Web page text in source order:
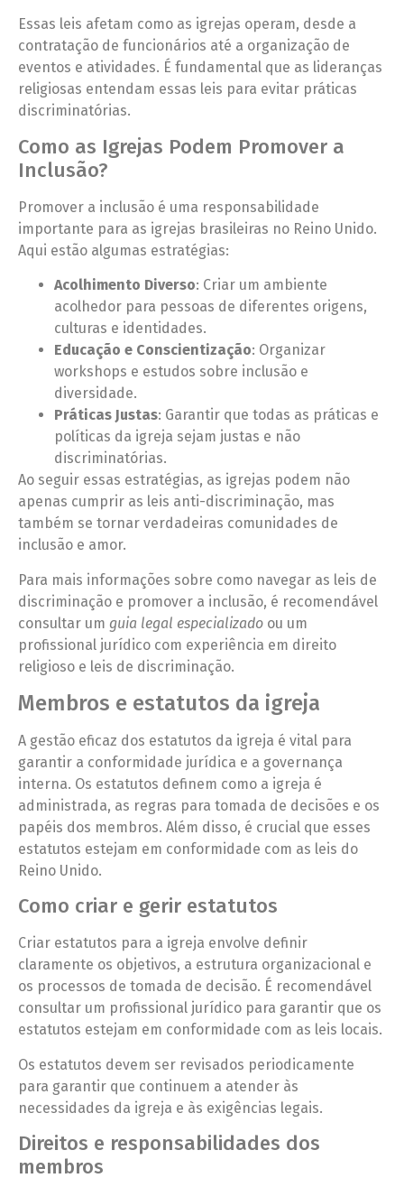
Essas leis afetam como as igrejas operam, desde a
contratação de funcionários até a organização de
eventos e atividades. É fundamental que as lideranças
religiosas entendam essas leis para evitar práticas
discriminatórias.
Como as Igrejas Podem Promover a
Inclusão?
Promover a inclusão é uma responsabilidade
importante para as igrejas brasileiras no Reino Unido.
Aqui estão algumas estratégias:
Acolhimento Diverso: Criar um ambiente
acolhedor para pessoas de diferentes origens,
culturas e identidades.
Educação e Conscientização: Organizar
workshops e estudos sobre inclusão e
diversidade.
Práticas Justas: Garantir que todas as práticas e
políticas da igreja sejam justas e não
discriminatórias.
Ao seguir essas estratégias, as igrejas podem não
apenas cumprir as leis anti-discriminação, mas
também se tornar verdadeiras comunidades de
inclusão e amor.
Para mais informações sobre como navegar as leis de
discriminação e promover a inclusão, é recomendável
consultar um guia legal especializado ou um
profissional jurídico com experiência em direito
religioso e leis de discriminação.
Membros e estatutos da igreja
A gestão eficaz dos estatutos da igreja é vital para
garantir a conformidade jurídica e a governança
interna. Os estatutos definem como a igreja é
administrada, as regras para tomada de decisões e os
papéis dos membros. Além disso, é crucial que esses
estatutos estejam em conformidade com as leis do
Reino Unido.
Como criar e gerir estatutos
Criar estatutos para a igreja envolve definir
claramente os objetivos, a estrutura organizacional e
os processos de tomada de decisão. É recomendável
consultar um profissional jurídico para garantir que os
estatutos estejam em conformidade com as leis locais.
Os estatutos devem ser revisados periodicamente
para garantir que continuem a atender às
necessidades da igreja e às exigências legais.
Direitos e responsabilidades dos
membros